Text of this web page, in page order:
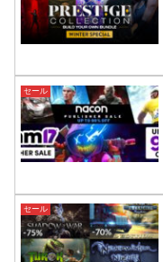
セール
セール